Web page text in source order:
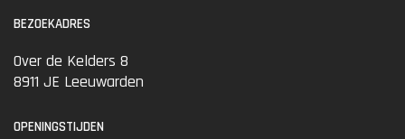
BEZOEKADRES
Over de Kelders 8
8911 JE Leeuwarden
OPENINGSTIJDEN